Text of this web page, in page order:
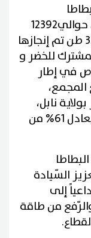
الاستهلاك للموسم الفصلي 2026، حوالي12392
طن من بطاطا الاستهلاك، منها 3338 طن تم إنجازها
للخضر و
في إطار
المجمع،
، منها 10 مراكز بولاية نابل،
تحتوى على قرابة 7516 طن أي ما يعادل 61% من
السّيادة
إلى
من طاقة